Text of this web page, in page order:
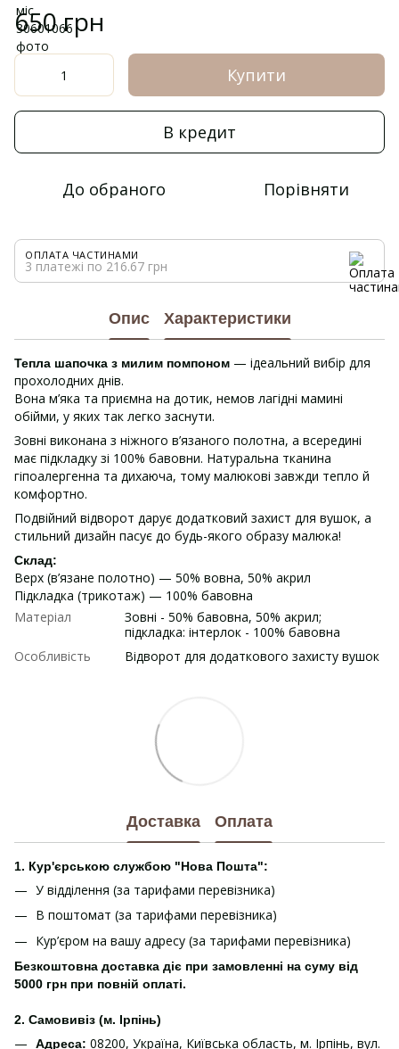
650 грн
Купити
В кредит
До обраного Порівняти
ОПЛАТА ЧАСТИНАМИ
3 платежі по 216.67 грн
Опис Характеристики
Тепла шапочка з милим помпоном — ідеальний вибір для
прохолодних днів.
Вона м’яка та приємна на дотик, немов лагідні мамині
обійми, у яких так легко заснути.
Зовні виконана з ніжного в’язаного полотна, а всередині
має підкладку зі 100% бавовни. Натуральна тканина
гіпоалергенна та дихаюча, тому малюкові завжди тепло й
комфортно.
Подвійний відворот дарує додатковий захист для вушок, а
стильний дизайн пасує до будь-якого образу малюка!
Склад:
Верх (в’язане полотно) — 50% вовна, 50% акрил
Підкладка (трикотаж) — 100% бавовна
Матеріал
Зовні - 50% бавовна, 50% акрил;
підкладка: інтерлок - 100% бавовна
Особливість
Відворот для додаткового захисту вушок
Доставка Оплата
1. Кур'єрською службою "Нова Пошта":
У відділення (за тарифами перевізника)
В поштомат (за тарифами перевізника)
Кур’єром на вашу адресу (за тарифами перевізника)
Безкоштовна доставка діє при замовленні на суму від
5000 грн при повній оплаті.
2. Самовивіз (м. Ірпінь)
Адреса: 08200, Україна, Київська область, м. Ірпінь, вул.